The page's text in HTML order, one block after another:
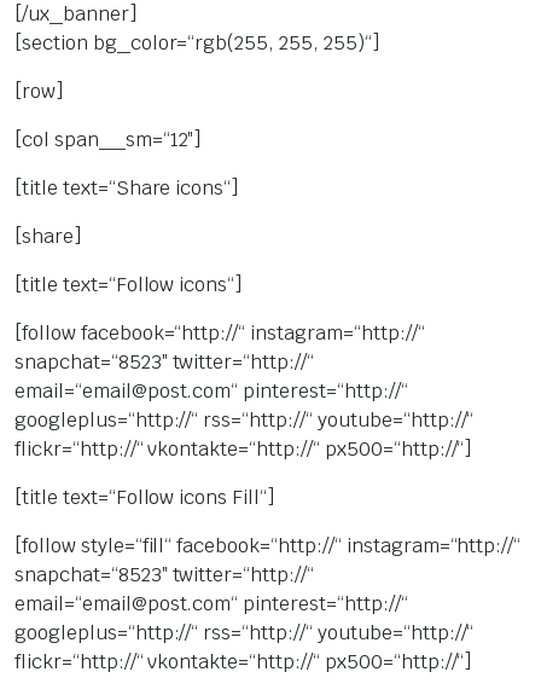
[/ux_banner]
[section bg_color=“rgb(255, 255, 255)“]
[row]
[col span__sm=“12″]
[title text=“Share icons“]
[share]
[title text=“Follow icons“]
[follow facebook=“http://“ instagram=“http://“
snapchat=“8523″ twitter=“http://“
email=“email@post.com“ pinterest=“http://“
googleplus=“http://“ rss=“http://“ youtube=“http://“
flickr=“http://“ vkontakte=“http://“ px500=“http://“]
[title text=“Follow icons Fill“]
[follow style=“fill“ facebook=“http://“ instagram=“http://“
snapchat=“8523″ twitter=“http://“
email=“email@post.com“ pinterest=“http://“
googleplus=“http://“ rss=“http://“ youtube=“http://“
flickr=“http://“ vkontakte=“http://“ px500=“http://“]